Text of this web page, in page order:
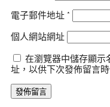
電子郵件地址 *
個人網站網址
在瀏覽器中儲存顯示
址，以供下次發佈留言時